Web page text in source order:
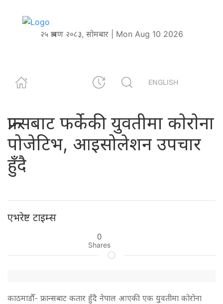
२५ श्रावण २०८३, सोमबार | Mon Aug 10 2026
ENGLISH
फ्रान्सबाट फर्केकी युवतीमा काेराेना
पोजेटिभ, आइसोलेशन उपचार
हुँदै
एभरेष्ट टाइम्स
0
Shares
काठमाडौँ- फ्रान्सबाट कतार हुँदै नेपाल आएकी एक युवतीमा कोरोना